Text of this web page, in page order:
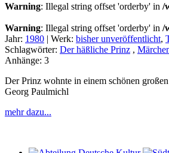
Warning: Illegal string offset 'orderby' in /
Warning: Illegal string offset 'orderby' in /
Jahr: 1980 | Werk: bisher unveröffentlicht,
Schlagwörter: Der häßliche Prinz ,
Anhänge: 3
Der Prinz wohnte in einem schönen
Georg Paulmichl
mehr dazu...